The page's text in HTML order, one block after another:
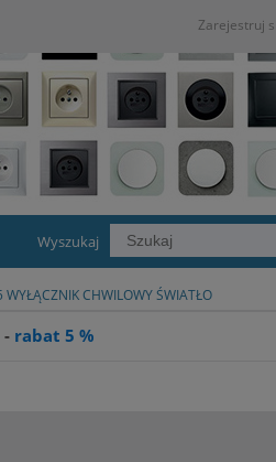
Zarejestruj
Wyszukaj
CHWILOWY ŚWIATŁO
- rabat 5 %